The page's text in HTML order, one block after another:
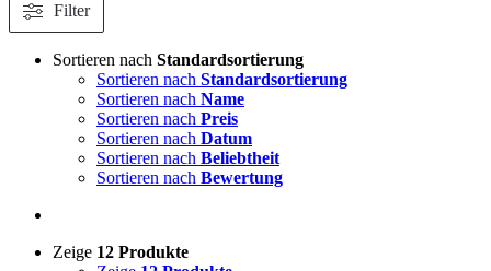
Filter
Sortieren nach Standardsortierung
Sortieren nach Standardsortierung
Sortieren nach Name
Sortieren nach Preis
Sortieren nach Datum
Sortieren nach Beliebtheit
Sortieren nach Bewertung
Zeige 12 Produkte